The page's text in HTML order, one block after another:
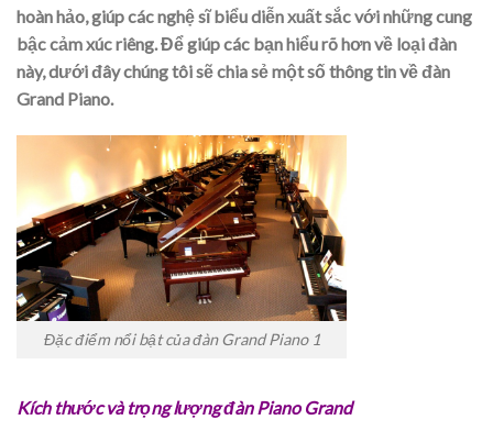
hoàn hảo, giúp các nghệ sĩ biểu diễn xuất sắc với những cung
bậc cảm xúc riêng. Để giúp các bạn hiểu rõ hơn về loại đàn
này, dưới đây chúng tôi sẽ chia sẻ một số thông tin về đàn
Grand Piano.
Đặc điểm nổi bật của đàn Grand Piano 1
Kích thước và trọng lượng đàn Piano Grand